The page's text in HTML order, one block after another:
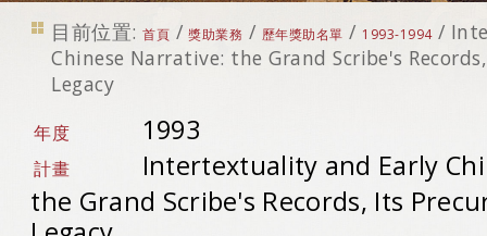
目前位置: 首頁 /獎助業務 / 歷年獎助名單 / 1993-1994 /
Chinese Narrative: the Grand Scribe's
Legacy
年度 1993
計畫
Intertextuality and Early
the Grand Scribe's Records, Its